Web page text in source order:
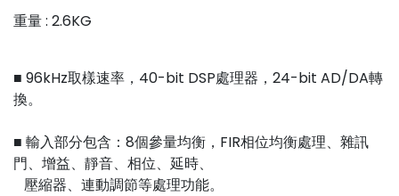
重量 : 2.6KG
■ 96kHz取樣速率，40-bit DSP處理器，24-bit AD/DA轉
換。
■ 輸入部分包含：8個參量均衡，FIR相位均衡處理、雜訊
門、增益、靜音、相位、延時、
壓縮器、連動調節等處理功能。